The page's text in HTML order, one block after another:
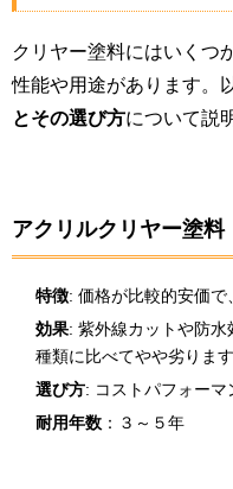
クリヤー塗料にはいくつ
性能や用途があります。
とその選び方について説
アクリルクリヤー塗料
特徴: 価格が比較的安価で
効果: 紫外線カットや防
種類に比べてやや劣ります
選び方: コストパフォーマ
耐用年数 ：３～５年